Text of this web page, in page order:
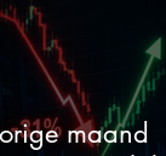
maand